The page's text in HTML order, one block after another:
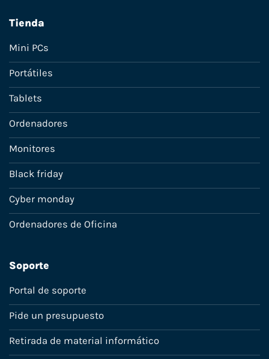
Tienda
Mini PCs
Portátiles
Tablets
Ordenadores
Monitores
Black friday
Cyber monday
Ordenadores de Oficina
Soporte
Portal de soporte
Pide un presupuesto
Retirada de material informático